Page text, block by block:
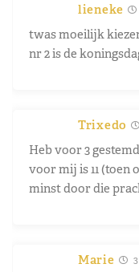
lieneke
twas moeilijk
nr 2 is de
Trixedo
Heb voor 3
voor mij is 11 (toen
minst door die
Marie